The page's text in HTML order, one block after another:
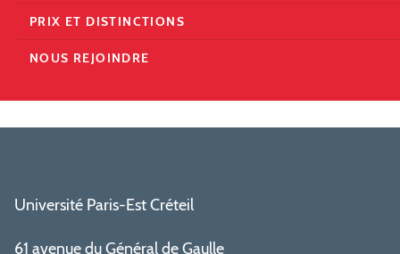
PRIX ET DISTINCTIONS
NOUS REJOINDRE
Université Paris-Est Créteil
61 avenue du Général de Gaulle